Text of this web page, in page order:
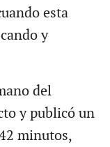
esta
y
del
y publicó un
minutos,